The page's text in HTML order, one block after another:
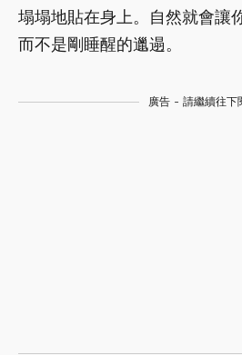
塌塌地貼在身上。自然就會讓
而不是剛睡醒的邋遢。
廣告 - 請繼續往下